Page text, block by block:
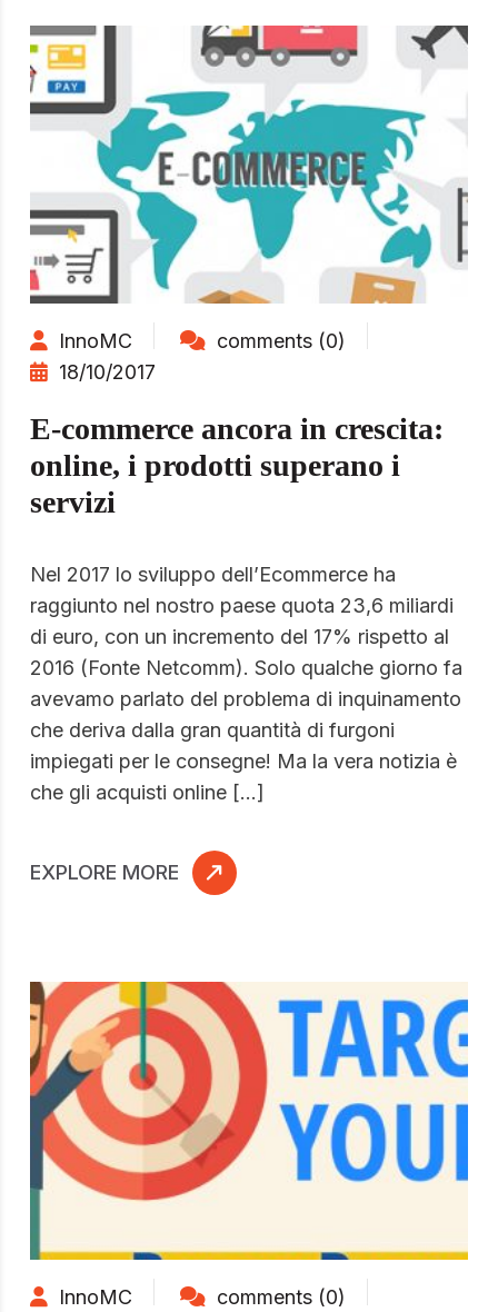
InnoMC
comments (0)
18/10/2017
E-commerce ancora in crescita:
online, i prodotti superano i
servizi
Nel 2017 lo sviluppo dell’Ecommerce ha
raggiunto nel nostro paese quota 23,6 miliardi
di euro, con un incremento del 17% rispetto al
2016 (Fonte Netcomm). Solo qualche giorno fa
avevamo parlato del problema di inquinamento
che deriva dalla gran quantità di furgoni
impiegati per le consegne! Ma la vera notizia è
che gli acquisti online […]
EXPLORE MORE
InnoMC
comments (0)